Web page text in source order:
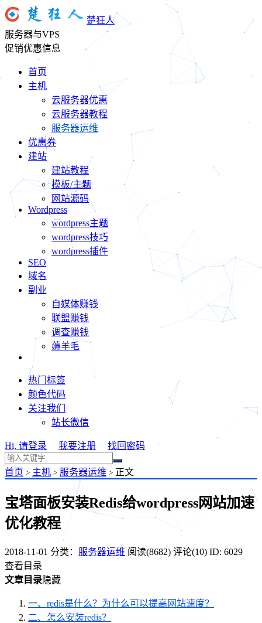
楚狂人
服务器与VPS
促销优惠信息
首页
主机
云服务器优惠
云服务器教程
服务器运维
优惠券
建站
建站教程
模板/主题
网站源码
Wordpress
wordpress主题
wordpress技巧
wordpress插件
SEO
域名
副业
自媒体赚钱
联盟赚钱
调查赚钱
薅羊毛
热门标签
颜色代码
关注我们
站长微信
Hi, 请登录 我要注册 找回密码
首页 > 主机 > 服务器运维 > 正文
宝塔面板安装Redis给wordpress网站加速
优化教程
2018-11-01 分类： 服务器运维 阅读(8682) 评论(10) ID: 6029
查看目录
文章目录隐藏
一、redis是什么？为什么可以提高网站速度？
二、怎么安装redis？